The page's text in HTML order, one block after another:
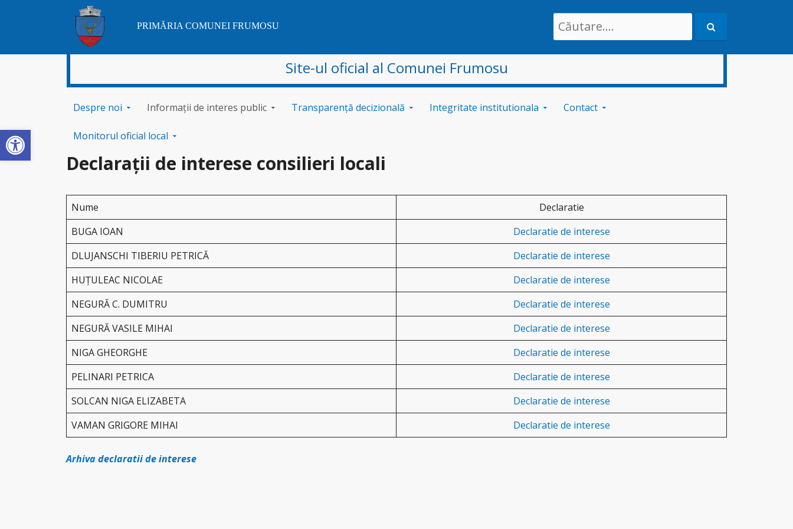
Deschide bara de unelte
PRIMĂRIA COMUNEI FRUMOSU
Search
for:
Site-ul oficial al Comunei Frumosu
Despre noi Informații de interes public Transparență decizională Integritate institutionala Contact
Monitorul oficial local
Declarații de interese consilieri locali
Nume
Declaratie
BUGA IOAN
Declaratie de interese
DLUJANSCHI TIBERIU PETRICĂ
Declaratie de interese
HUȚULEAC NICOLAE
Declaratie de interese
NEGURĂ C. DUMITRU
Declaratie de interese
NEGURĂ VASILE MIHAI
Declaratie de interese
NIGA GHEORGHE
Declaratie de interese
PELINARI PETRICA
Declaratie de interese
SOLCAN NIGA ELIZABETA
Declaratie de interese
VAMAN GRIGORE MIHAI
Declaratie de interese
Arhiva declaratii de interese